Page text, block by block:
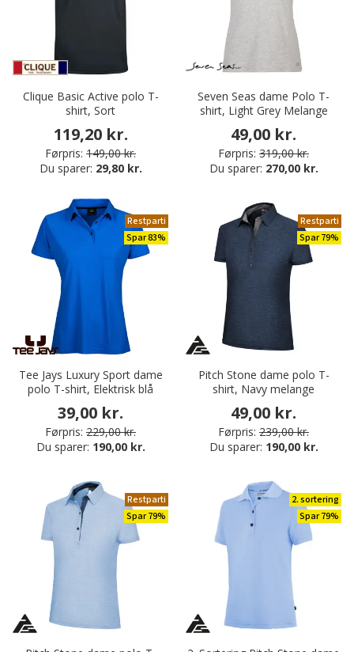
Clique Basic Active polo T-
shirt, Sort
119,20 kr.
Førpris: 149,00 kr.
Du sparer: 29,80 kr.
Seven Seas dame Polo T-
shirt, Light Grey Melange
49,00 kr.
Førpris: 319,00 kr.
Du sparer: 270,00 kr.
Restparti
Spar 83%
Tee Jays Luxury Sport dame
polo T-shirt, Elektrisk blå
39,00 kr.
Førpris: 229,00 kr.
Du sparer: 190,00 kr.
Restparti
Spar 79%
Pitch Stone dame polo T-
shirt, Navy melange
49,00 kr.
Førpris: 239,00 kr.
Du sparer: 190,00 kr.
Restparti
Spar 79%
2. sortering
Spar 79%